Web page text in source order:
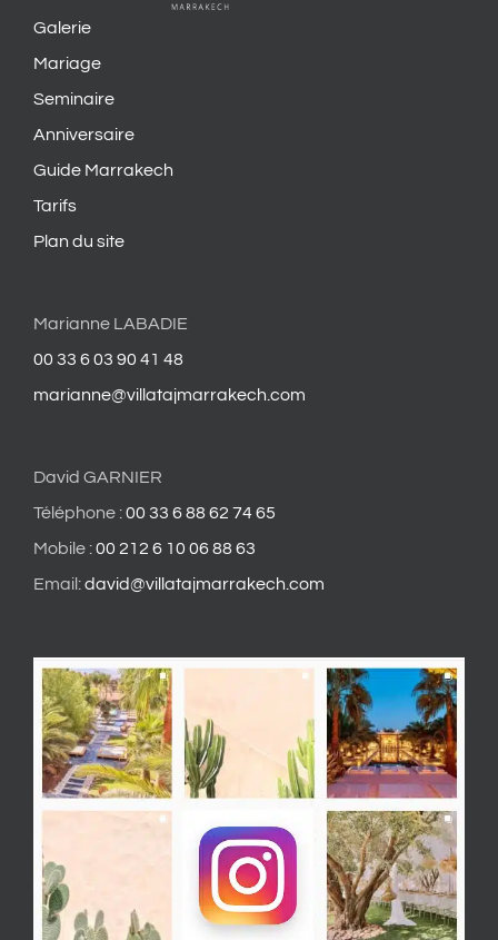
Galerie
Mariage
Seminaire
Anniversaire
Guide Marrakech
Tarifs
Plan du site
Marianne LABADIE
00 33 6 03 90 41 48
marianne@villatajmarrakech.com
David GARNIER
Téléphone :00 33 6 88 62 74 65
Mobile :00 212 6 10 06 88 63
Email:david@villatajmarrakech.com